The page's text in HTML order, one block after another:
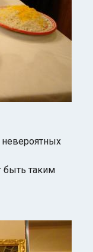
быть таким